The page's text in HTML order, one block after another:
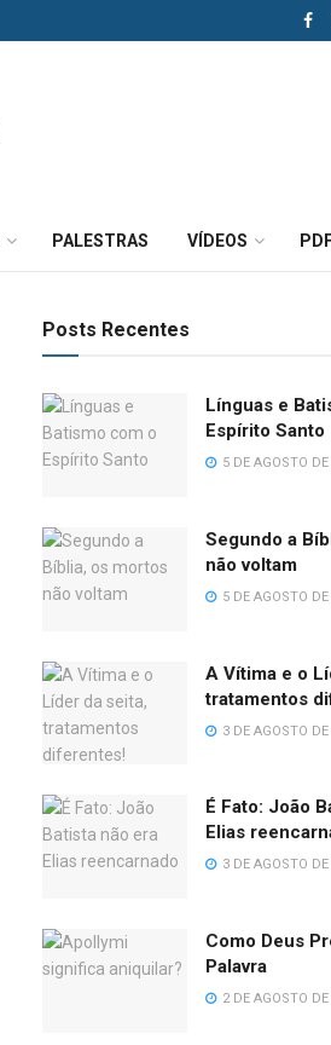
PALESTRAS VÍDEOS
Posts Recentes
Línguas e
Espírito Santo
5 DE AGOSTO
Segundo a
não voltam
5 DE AGOSTO
A Vítima e o
tratamentos
3 DE AGOSTO
É Fato: João
Elias
3 DE AGOSTO
Como Deus
Palavra
2 DE AGOSTO